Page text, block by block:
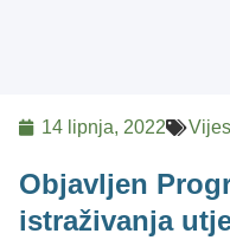
14 lipnja, 2022
Objavljen
istraživanja